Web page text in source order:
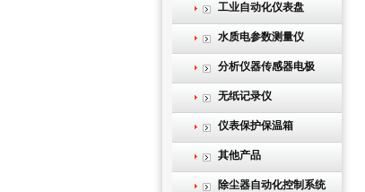
工业自动化仪表盘
水质电参数测量仪
分析仪器传感器电极
无纸记录仪
仪表保护保温箱
其他产品
除尘器自动化控制系统